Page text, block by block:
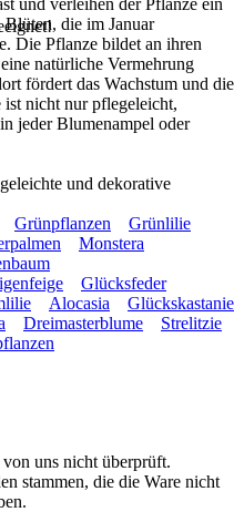
und verleihen der Pflanze ein
Blüten, die im Januar
Die Pflanze bildet an ihren
natürliche Vermehrung
fördert das Wachstum und die
ist nicht nur pflegeleicht,
jeder Blumenampel oder
und dekorative
Grünpflanzen
Grünlilie
Monstera
Glücksfeder
Alocasia
Glückskastanie
Dreimasterblume
Strelitzie
uns nicht überprüft.
stammen, die die Ware nicht